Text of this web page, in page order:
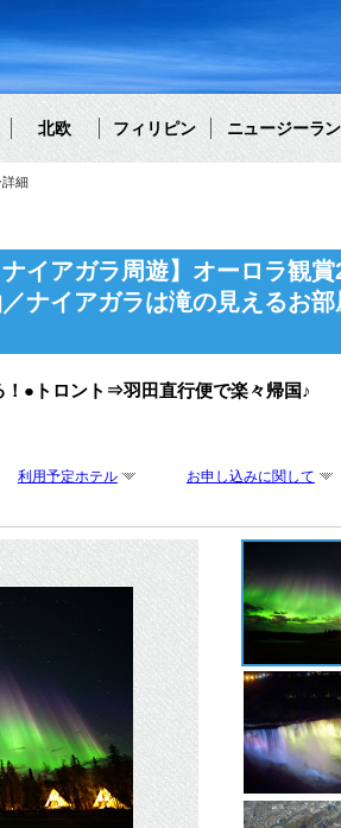
北欧 フィリピン ニュージーラ
詳細
ナイアガラ周遊】オーロラ観
ナイアガラは滝の見えるお
●トロント⇒羽田直行便で楽々帰国♪
利用予定ホテル お申し込みに関して